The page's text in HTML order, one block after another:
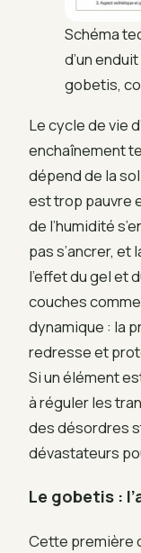
Schéma
d’un
gobetis,
Le cycle de vie
enchaînement
dépend de la
est trop pauvre
de l’humidité
pas s’ancrer,
l’effet du gel et
couches
dynamique : la
redresse et
Si un élément
à réguler les
des désordres
dévastateurs
Le gobetis :
Cette première